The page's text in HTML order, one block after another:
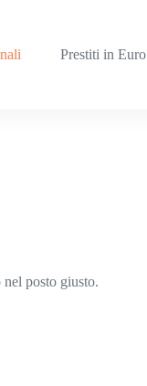
Prestiti in Euro
posto giusto.